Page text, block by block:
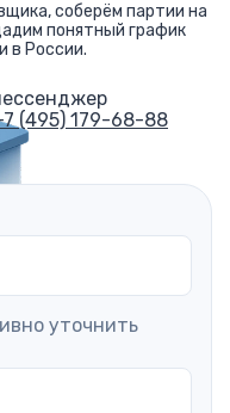
соберём партии на
понятный график
в России.
(495) 179-68-88
уточнить